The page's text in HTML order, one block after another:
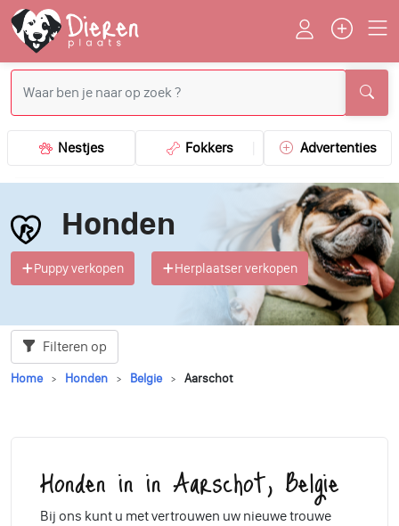
Nestjes Fokkers Advertenties
Honden
Puppy verkopen Herplaatser verkopen
Filteren op
Home Honden Belgie Aarschot
Honden in in Aarschot, Belgie
Bij ons kunt u met vertrouwen uw nieuwe trouwe